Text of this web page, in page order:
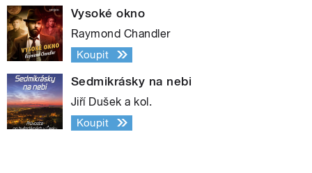
Vysoké okno
Raymond Chandler
Koupit
Sedmikrásky na nebi
Jiří Dušek a kol.
Koupit